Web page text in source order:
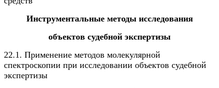
Инструментальные методы исследования
объектов судебной экспертизы
22.1. Применение методов молекулярной
спектроскопии при исследовании объектов судебной
экспертизы